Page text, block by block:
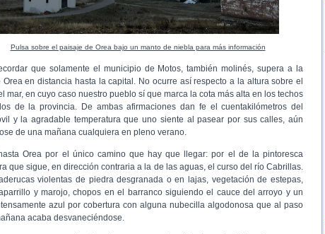
Pulsa sobre el paisaje de Orea bajo un manto de niebla para más información
que solamente el municipio de Motos, también molinés, supera a la
Orea en distancia hasta la capital. No ocurre así respecto a la altura sobre el
mar, en cuyo caso nuestro pueblo sí que marca la cota más alta en los techos
de la provincia. De ambas afirmaciones dan fe el cuentakilómetros del
y la agradable temperatura que uno siente al pasear por sus calles, aún
de una mañana cualquiera en pleno verano.
Orea por el único camino que hay que llegar: por el de la pintoresca
que sigue, en dirección contraria a la de las aguas, el curso del río Cabrillas.
violentas de piedra desgranada o en lajas, vegetación de estepas,
y marojo, chopos en el barranco siguiendo el cauce del arroyo y un
azul por cobertura con alguna nubecilla algodonosa que al paso
acaba desvaneciéndose.